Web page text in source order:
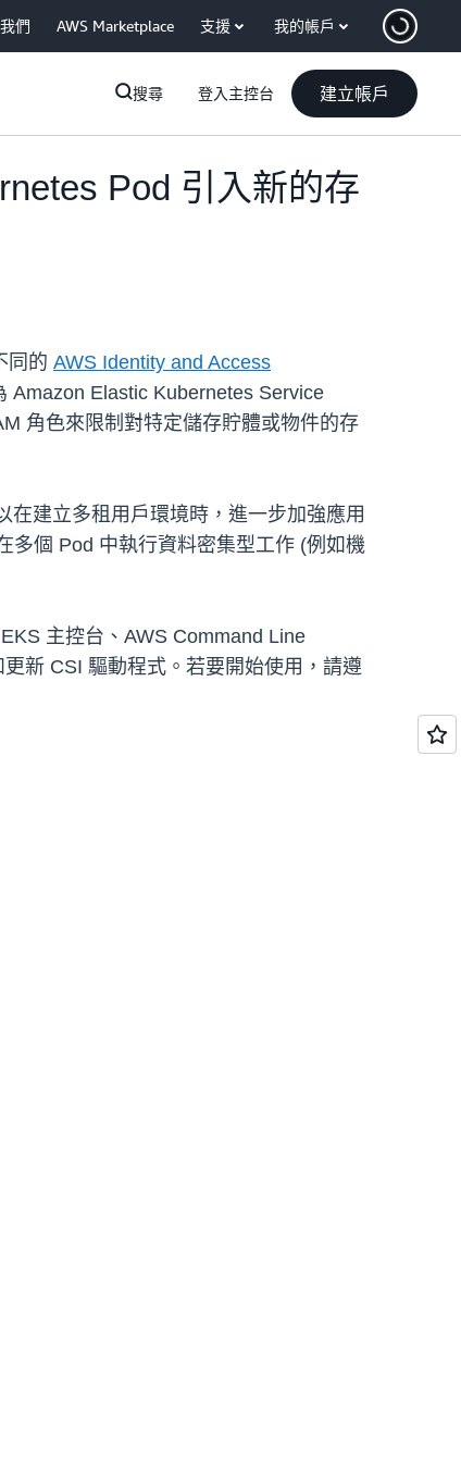
們 AWS Marketplace 支援 我的帳戶
搜尋 登入主控台 建立帳戶
Pod 引入新的存
同的 AWS Identity and Access
Amazon Elastic Kubernetes Service
角色來限制對特定儲存貯體或物件的存
建立多租用戶環境時，進一步加強應用
多個 Pod 中執行資料密集型工作 (例如機
主控台、AWS Command Line
新 CSI 驅動程式。若要開始使用，請遵